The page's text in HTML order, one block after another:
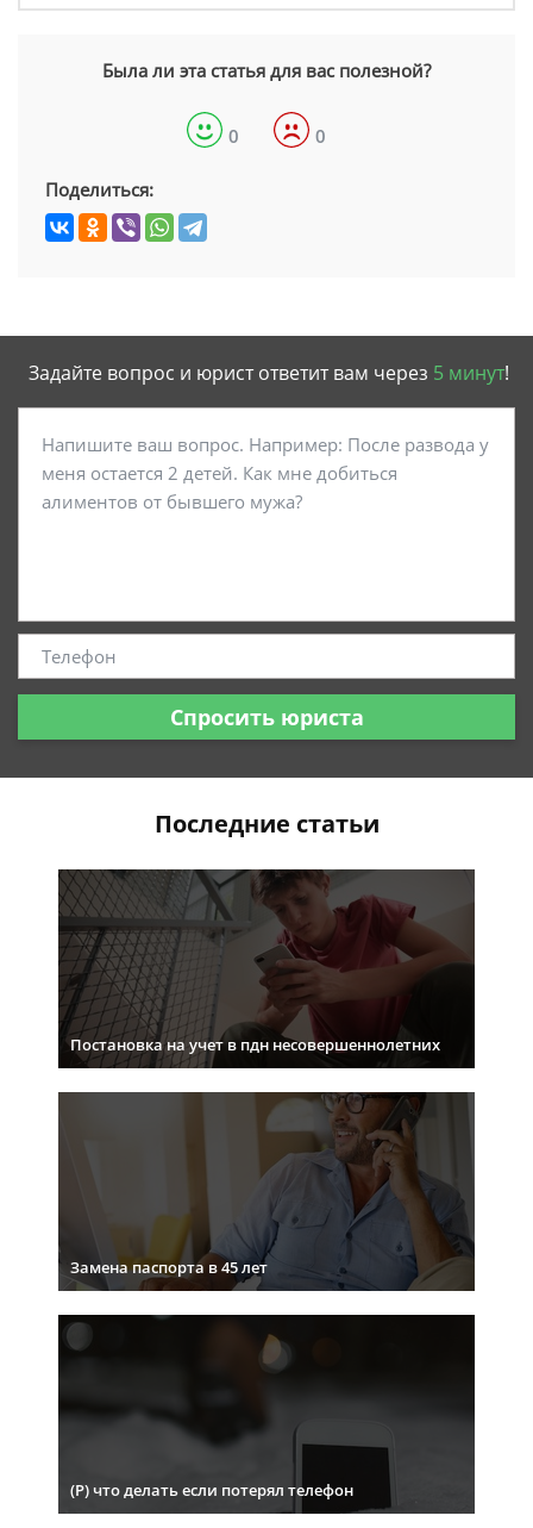
Была ли эта статья для вас полезной?
0 0
Поделиться:
Задайте вопрос и юрист ответит вам через 5 минут!
Спросить юриста
Последние статьи
Постановка на учет в пдн несовершеннолетних
Замена паспорта в 45 лет
(Р) что делать если потерял телефон